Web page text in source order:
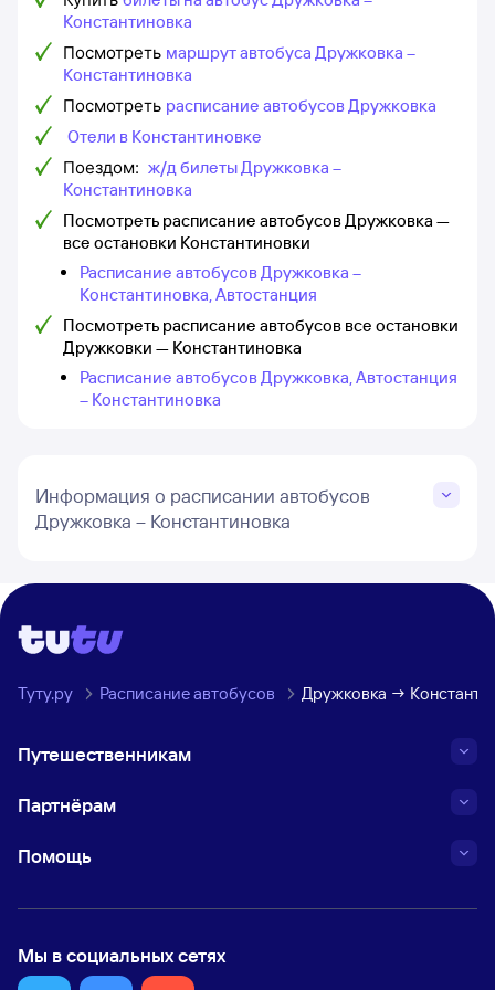
Константиновка
Посмотреть маршрут автобуса Дружковка –
Константиновка
Посмотреть расписание автобусов Дружковка
Отели в Константиновке
Поездом: ж/д билеты Дружковка –
Константиновка
Посмотреть расписание автобусов Дружковка —
все остановки Константиновки
Расписание автобусов Дружковка –
Константиновка, Автостанция
Посмотреть расписание автобусов все остановки
Дружковки — Константиновка
Расписание автобусов Дружковка, Автостанция
– Константиновка
Информация о расписании автобусов
Дружковка – Константиновка
Туту.ру Расписание автобусов Дружковка →
Путешественникам
Партнёрам
Помощь
Мы в социальных сетях